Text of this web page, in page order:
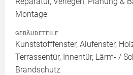
Montage
GEBÄUDETEILE
Kunststofffenster, Alufenster,
Terrassentür, Innentür, Lärm- /
Brandschutz